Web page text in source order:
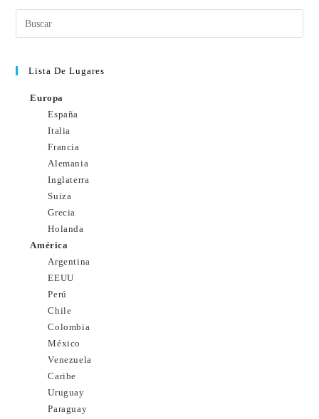
Lista De Lugares
Europa
España
Italia
Francia
Alemania
Inglaterra
Suiza
Grecia
Holanda
América
Argentina
EEUU
Perú
Chile
Colombia
México
Venezuela
Caribe
Uruguay
Paraguay